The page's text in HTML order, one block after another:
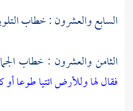
السابع والعشرون : خطاب
الثامن والعشرون : خطاب
فقال لها وللأرض ائتيا طوعا أو